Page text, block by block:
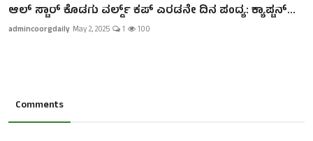
ಆಲ್ ಸ್ಟಾರ್ ಕೊಡಗು ವರ್ಲ್ಡ್ ಕಪ್ ಎರಡನೇ ದಿನ ಪಂದ್ಯ: ಕ್ಯಾಪ್ಟನ್...
admincoorgdaily May 2, 2025 1 100
Comments